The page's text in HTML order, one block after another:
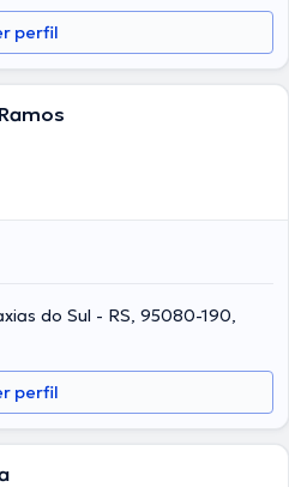
perfil
do Sul - RS, 95080-190,
perfil